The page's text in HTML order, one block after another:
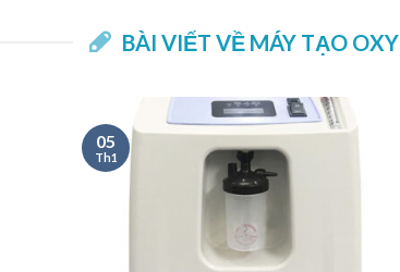
BÀI VIẾT VỀ MÁY TẠO OXY
05
Th1